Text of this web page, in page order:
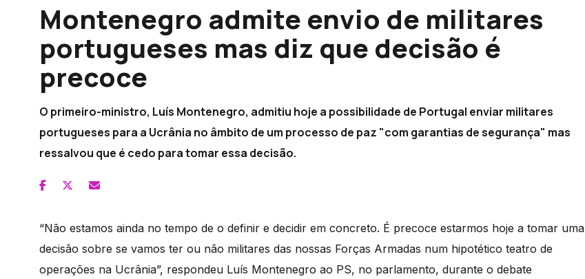
Montenegro admite envio de militares
portugueses mas diz que decisão é
precoce
O primeiro-ministro, Luís Montenegro, admitiu hoje a possibilidade de Portugal enviar militares
portugueses para a Ucrânia no âmbito de um processo de paz "com garantias de segurança" mas
ressalvou que é cedo para tomar essa decisão.
“Não estamos ainda no tempo de o definir e decidir em concreto. É precoce estarmos hoje a tomar uma
decisão sobre se vamos ter ou não militares das nossas Forças Armadas num hipotético teatro de
operações na Ucrânia”, respondeu Luís Montenegro ao PS, no parlamento, durante o debate